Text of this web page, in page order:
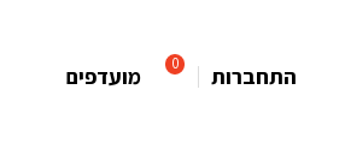
התחברות מועדפים 0